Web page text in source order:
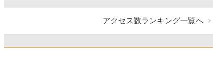
アクセス数ランキング一覧へ